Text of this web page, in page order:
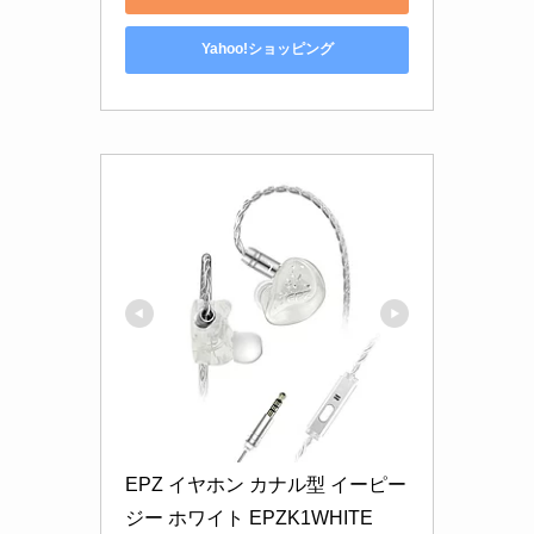
Yahoo!ショッピング
EPZ イヤホン カナル型 イーピー
ジー ホワイト EPZK1WHITE